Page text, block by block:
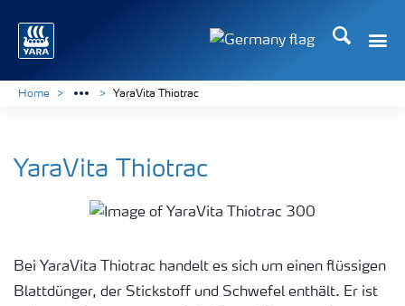
Suchen
Home YaraVita Thiotrac
YaraVita Thiotrac
Bei YaraVita Thiotrac handelt es sich um einen flüssigen
Blattdünger, der Stickstoff und Schwefel enthält. Er ist